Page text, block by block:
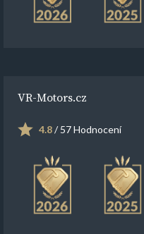
VR-Motors.cz
4.8/ 57 Hodnocení